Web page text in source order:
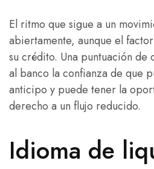
El ritmo que sigue a un
abiertamente, aunque el
su crédito. Una puntuación de
al banco la confianza de que
anticipo y puede tener la
derecho a un flujo reducido.
Idioma de